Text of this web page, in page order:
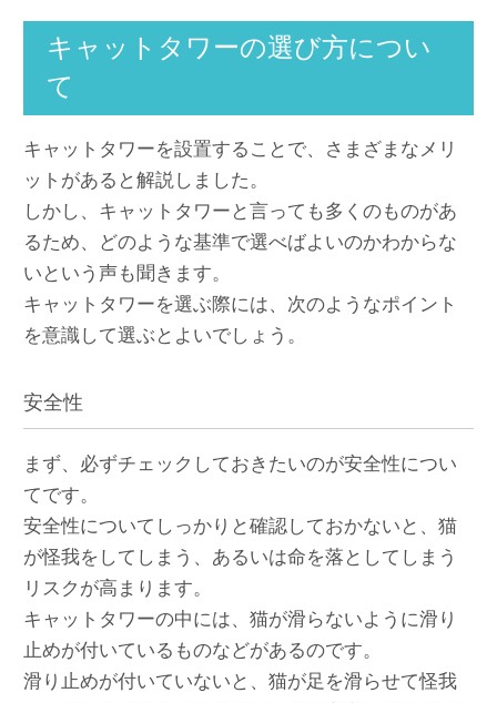
キャットタワーの選び方につい
て
キャットタワーを設置することで、さまざまなメリ
ットがあると解説しました。
しかし、キャットタワーと言っても多くのものがあ
るため、どのような基準で選べばよいのかわからな
いという声も聞きます。
キャットタワーを選ぶ際には、次のようなポイント
を意識して選ぶとよいでしょう。
安全性
まず、必ずチェックしておきたいのが安全性につい
てです。
安全性についてしっかりと確認しておかないと、猫
が怪我をしてしまう、あるいは命を落としてしまう
リスクが高まります。
キャットタワーの中には、猫が滑らないように滑り
止めが付いているものなどがあるのです。
滑り止めが付いていないと、猫が足を滑らせて怪我